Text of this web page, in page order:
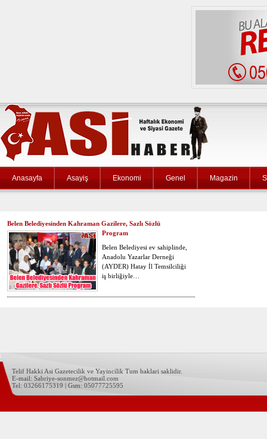
Anasayfa Asayiş Ekonomi Genel Magazin
Belen Belediyesinden Kahraman Gazilere, Sazlı Sözlü
Program
Belen Belediyesi ev sahiplinde,
Anadolu Yazarlar Derneği
(AYDER) Hatay İl Temsilciliği
iş birliğiyle…
Telif Hakki Asi Gazetecilik ve Yayincilik Tum haklari saklidir.
E-mail: Sabriye-sonmez@hotmail.com
Tel: 03266175319 | Gsm: 05077725595